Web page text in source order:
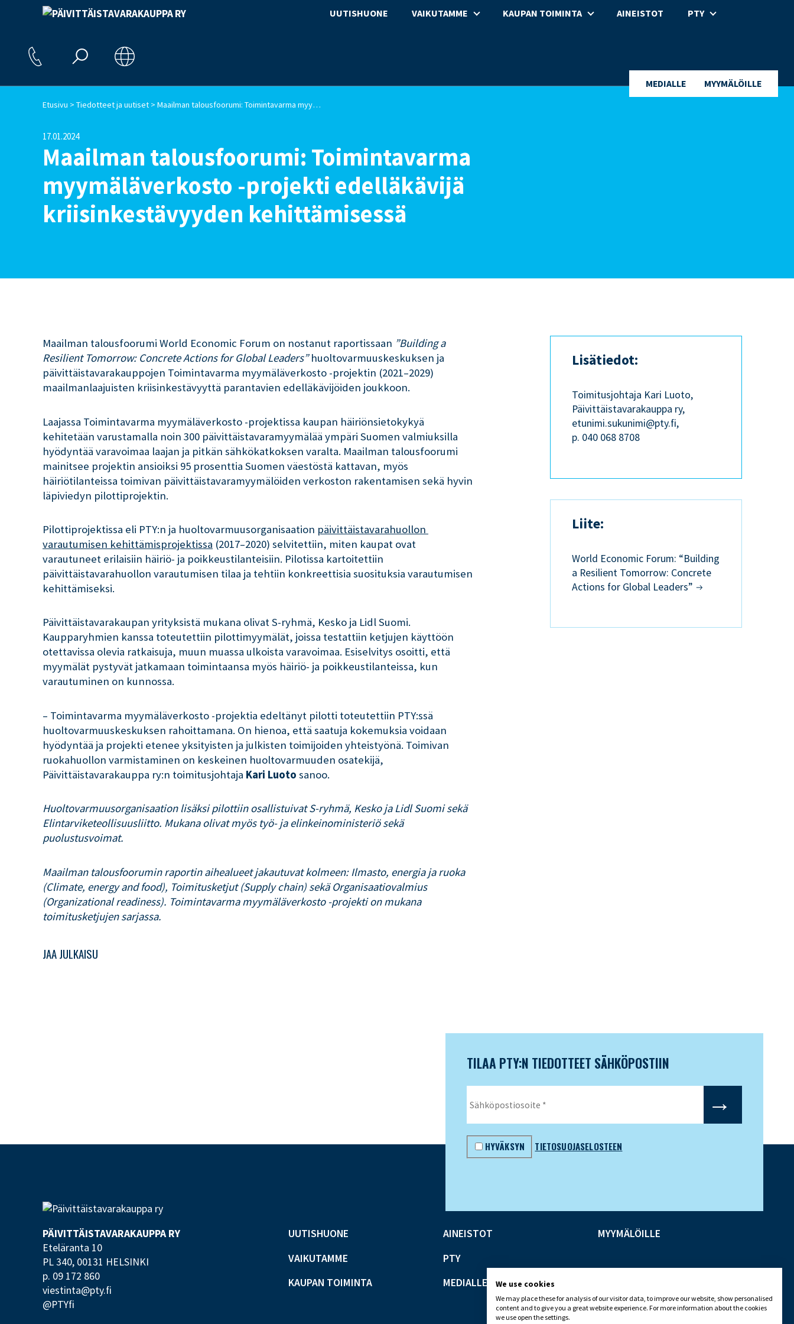
UUTISHUONE VAIKUTAMME KAUPAN TOIMINTA AINEISTOT PTY
MEDIALLE MYYMÄLÖILLE
Etusivu > Tiedotteet ja uutiset > Maailman talousfoorumi: Toimintavarma myymäläverkosto -projekti edelläkävijä kriisinkestävyyden kehittämisessä
17.01.2024
Maailman talousfoorumi: Toimintavarma
myymäläverkosto -projekti edelläkävijä
kriisinkestävyyden kehittämisessä
Maailman talousfoorumi World Economic Forum on nostanut raportissaan ”Building a
Resilient Tomorrow: Concrete Actions for Global Leaders”huoltovarmuuskeskuksen ja
päivittäistavarakauppojen Toimintavarma myymäläverkosto -projektin (2021–2029)
maailmanlaajuisten kriisinkestävyyttä parantavien edelläkävijöiden joukkoon.
Laajassa Toimintavarma myymäläverkosto -projektissa kaupan häiriönsietokykyä
kehitetään varustamalla noin 300 päivittäistavaramyymälää ympäri Suomen valmiuksilla
hyödyntää varavoimaa laajan ja pitkän sähkökatkoksen varalta. Maailman talousfoorumi
mainitsee projektin ansioiksi 95 prosenttia Suomen väestöstä kattavan, myös
häiriötilanteissa toimivan päivittäistavaramyymälöiden verkoston rakentamisen sekä hyvin
läpiviedyn pilottiprojektin.
Pilottiprojektissa eli PTY:n ja huoltovarmuusorganisaation päivittäistavarahuollon
varautumisen kehittämisprojektissa (2017–2020) selvitettiin, miten kaupat ovat
varautuneet erilaisiin häiriö- ja poikkeustilanteisiin. Pilotissa kartoitettiin
päivittäistavarahuollon varautumisen tilaa ja tehtiin konkreettisia suosituksia varautumisen
kehittämiseksi.
Päivittäistavarakaupan yrityksistä mukana olivat S-ryhmä, Kesko ja Lidl Suomi.
Kaupparyhmien kanssa toteutettiin pilottimyymälät, joissa testattiin ketjujen käyttöön
otettavissa olevia ratkaisuja, muun muassa ulkoista varavoimaa. Esiselvitys osoitti, että
myymälät pystyvät jatkamaan toimintaansa myös häiriö- ja poikkeustilanteissa, kun
varautuminen on kunnossa.
– Toimintavarma myymäläverkosto -projektia edeltänyt pilotti toteutettiin PTY:ssä
huoltovarmuuskeskuksen rahoittamana. On hienoa, että saatuja kokemuksia voidaan
hyödyntää ja projekti etenee yksityisten ja julkisten toimijoiden yhteistyönä. Toimivan
ruokahuollon varmistaminen on keskeinen huoltovarmuuden osatekijä,
Päivittäistavarakauppa ry:n toimitusjohtaja Kari Luoto sanoo.
Huoltovarmuusorganisaation lisäksi pilottiin osallistuivat S-ryhmä, Kesko ja Lidl Suomi sekä
Elintarviketeollisuusliitto. Mukana olivat myös työ- ja elinkeinoministeriö sekä
puolustusvoimat.
Maailman talousfoorumin raportin aihealueet jakautuvat kolmeen: Ilmasto, energia ja ruoka
(Climate, energy and food), Toimitusketjut (Supply chain) sekä Organisaatiovalmius
(Organizational readiness). Toimintavarma myymäläverkosto -projekti on mukana
toimitusketjujen sarjassa.
JAA JULKAISU
Lisätiedot:
Toimitusjohtaja Kari Luoto,
Päivittäistavarakauppa ry,
etunimi.sukunimi@pty.fi,
p. 040 068 8708
Liite:
World Economic Forum: “Building
a Resilient Tomorrow: Concrete
Actions for Global Leaders”
TILAA PTY:N TIEDOTTEET SÄHKÖPOSTIIN
HYVÄKSYN TIETOSUOJASELOSTEEN
PÄIVITTÄISTAVARA­KAUPPA RY
Eteläranta 10
PL 340, 00131 HELSINKI
p. 09 172 860
viestinta@pty.fi
@PTYfi
UUTISHUONE
VAIKUTAMME
KAUPAN TOIMINTA
AINEISTOT
PTY
MEDIALLE
MYYMÄLÖILLE
We use cookies
We may place these for analysis of our visitor data, to improve our website, show personalised
content and to give you a great website experience. For more information about the cookies
we use open the settings.